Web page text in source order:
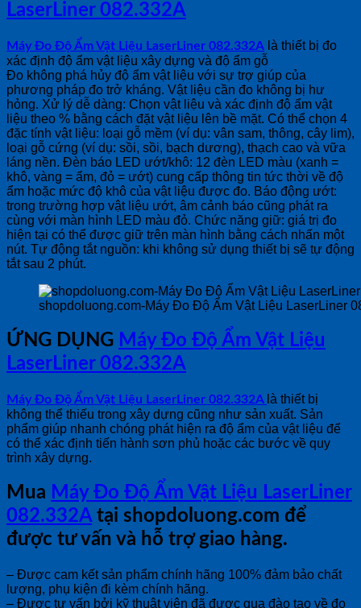
LaserLiner 082.332A
Máy Đo Độ Ẩm Vật Liệu LaserLiner 082.332A là thiết bị đo
xác định độ ẩm vật liệu xây dựng và độ ẩm gỗ
Đo không phá hủy độ ẩm vật liệu với sự trợ giúp của
phương pháp đo trở kháng. Vật liệu cần đo không bị hư
hỏng. Xử lý dễ dàng: Chọn vật liệu và xác định độ ẩm vật
liệu theo % bằng cách đặt vật liệu lên bề mặt. Có thể chọn 4
đặc tính vật liệu: loại gỗ mềm (ví dụ: vân sam, thông, cây lim),
loại gỗ cứng (ví dụ: sồi, sồi, bạch dương), thạch cao và vữa
láng nền. Đèn báo LED ướt/khô: 12 đèn LED màu (xanh =
khô, vàng = ẩm, đỏ = ướt) cung cấp thông tin tức thời về độ
ẩm hoặc mức độ khô của vật liệu được đo. Báo động ướt:
trong trường hợp vật liệu ướt, âm cảnh báo cũng phát ra
cùng với màn hình LED màu đỏ. Chức năng giữ: giá trị đo
hiện tại có thể được giữ trên màn hình bằng cách nhấn một
nút. Tự động tắt nguồn: khi không sử dụng thiết bị sẽ tự động
tắt sau 2 phút.
shopdoluong.com-Máy Đo Độ Ẩm Vật Liệu LaserLiner
ỨNG DỤNG Máy Đo Độ Ẩm Vật Liệu
LaserLiner 082.332A
Máy Đo Độ Ẩm Vật Liệu LaserLiner 082.332A là thiết bị
không thể thiếu trong xây dựng cũng như sản xuất. Sản
phẩm giúp nhanh chóng phát hiện ra độ ẩm của vật liệu để
có thể xác định tiến hành sơn phủ hoặc các bước về quy
trình xây dựng.
Mua Máy Đo Độ Ẩm Vật Liệu LaserLiner
082.332Atại shopdoluong.com để
được tư vấn và hỗ trợ giao hàng.
– Được cam kết sản phẩm chính hãng 100% đảm bảo chất
lượng, phụ kiện đi kèm chính hãng.
– Được tư vấn bởi kỹ thuật viên đã được qua đào tạo về đo